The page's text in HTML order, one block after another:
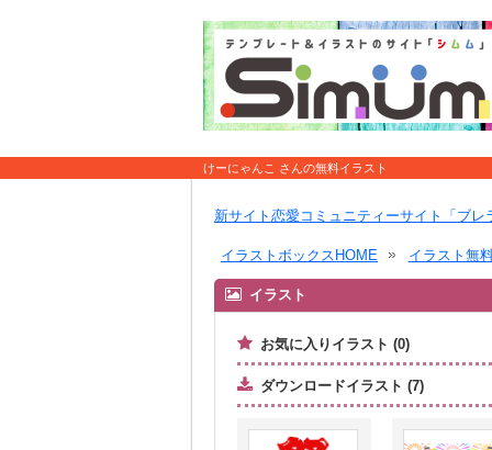
けーにゃんこ さんの無料イラスト
新サイト恋愛コミュニティーサイト「ブレ
イラストボックスHOME イラスト無
イラスト
お気に入りイラスト (0)
ダウンロードイラスト (7)